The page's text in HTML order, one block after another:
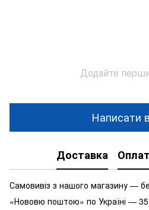
Додайте
Написати
Доставка
Самовивіз з нашого магазину —
«Нововю поштою» по Україні — 35